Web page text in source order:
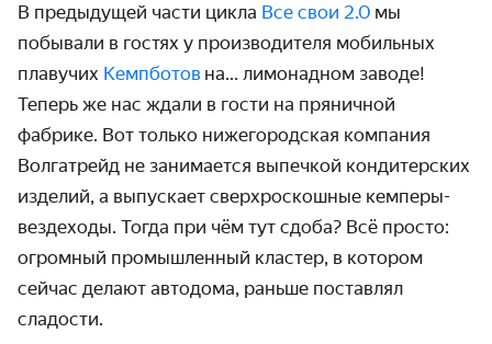
В предыдущей части цикла Все свои 2.0 мы
побывали в гостях у производителя мобильных
плавучих Кемпботов на... лимонадном заводе!
Теперь же нас ждали в гости на пряничной
фабрике. Вот только нижегородская компания
Волгатрейд не занимается выпечкой кондитерских
изделий, а выпускает сверхроскошные кемперы-
вездеходы. Тогда при чём тут сдоба? Всё просто:
огромный промышленный кластер, в котором
сейчас делают автодома, раньше поставлял
сладости.